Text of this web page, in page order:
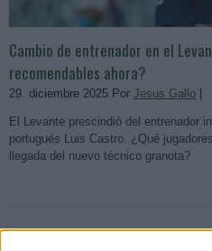
Cambio de entrenador en el
recomendables ahora?
29. diciembre 2025 Por Jesus Gallo |
El Levante prescindió del entrenador
portugués Luis Castro. ¿Qué
llegada del nuevo técnico granota?